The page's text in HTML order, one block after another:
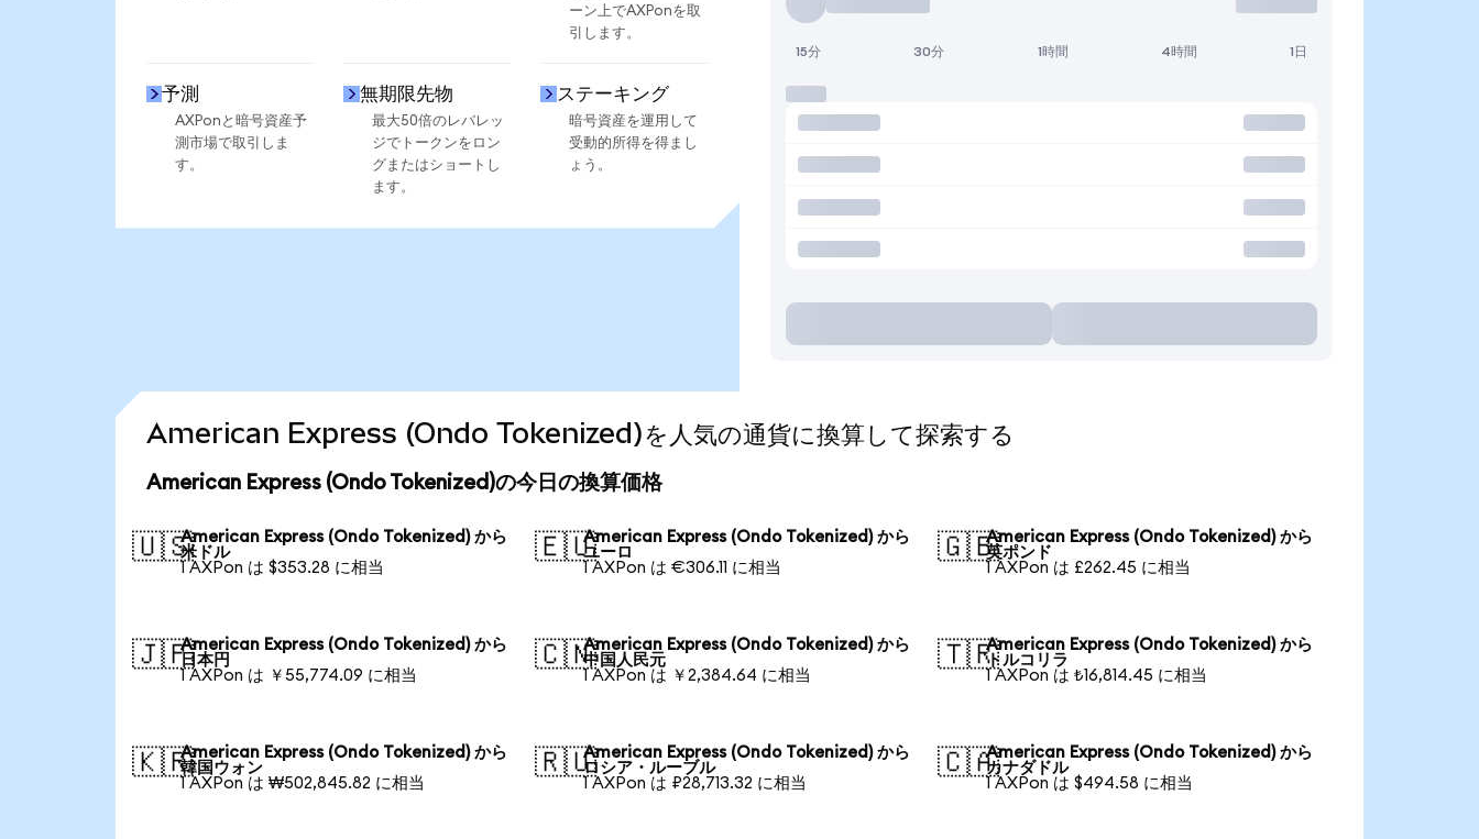
ーン上でAXPonを取
引します。
予測
AXPonと暗号資産予
測市場で取引しま
す。
無期限先物
最大50倍のレバレッ
ジでトークンをロン
グまたはショートし
ます。
ステーキング
暗号資産を運用して
受動的所得を得まし
ょう。
15分 30分 1時間 4時間 1日
American Express (Ondo Tokenized)を人気の通貨に換算して探索する
American Express (Ondo Tokenized)の今日の換算価格
🇺🇸American Express (Ondo Tokenized) から
米ドル
1 AXPon は $353.28 に相当
🇪🇺American Express (Ondo Tokenized) から
ユーロ
1 AXPon は €306.11 に相当
🇬🇧American Express (Ondo Tokenized) から
英ポンド
1 AXPon は £262.45 に相当
🇯🇵American Express (Ondo Tokenized) から
日本円
1 AXPon は ￥55,774.09 に相当
🇨🇳American Express (Ondo Tokenized) から
中国人民元
1 AXPon は ￥2,384.64 に相当
🇹🇷American Express (Ondo Tokenized) から
トルコリラ
1 AXPon は ₺16,814.45 に相当
🇰🇷American Express (Ondo Tokenized) から
韓国ウォン
1 AXPon は ₩502,845.82 に相当
🇷🇺American Express (Ondo Tokenized) から
ロシア・ルーブル
1 AXPon は ₽28,713.32 に相当
🇨🇦American Express (Ondo Tokenized) から
カナダドル
1 AXPon は $494.58 に相当